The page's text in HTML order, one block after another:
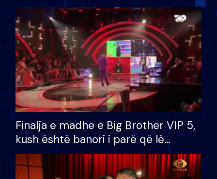
Finalja e madhe e Big Brother VIP 5,
kush është banori i parë që lë
shtëpinë dhe humb mundësinë për
të fituar çmimin e madh